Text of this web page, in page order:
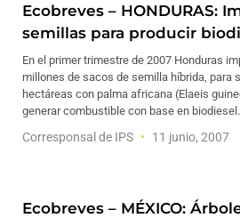
Ecobreves – HONDURAS:
semillas para producir
En el primer trimestre de 2007 Honduras
millones de sacos de semilla híbrida, para
hectáreas con palma africana (Elaeis
generar combustible con base en biodiesel.
Corresponsal de IPS 11 junio, 2007
Ecobreves – MÉXICO: